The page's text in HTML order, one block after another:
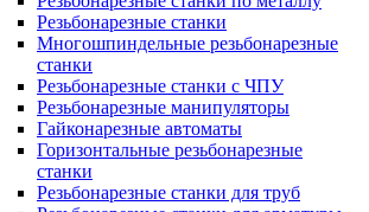
Резьбонарезные станки
Многошпиндельные резьбонарезные
станки
Резьбонарезные станки с ЧПУ
Резьбонарезные манипуляторы
Гайконарезные автоматы
Горизонтальные резьбонарезные
станки
Резьбонарезные станки для труб